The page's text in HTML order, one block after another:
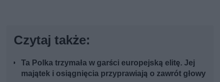
Czytaj także:
Ta Polka trzymała w garści europejską elitę. Jej
majątek i osiągnięcia przyprawiają o zawrót głowy